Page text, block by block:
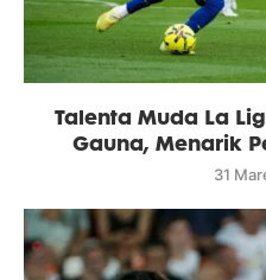
Talenta Muda La
Gauna, Menarik
31